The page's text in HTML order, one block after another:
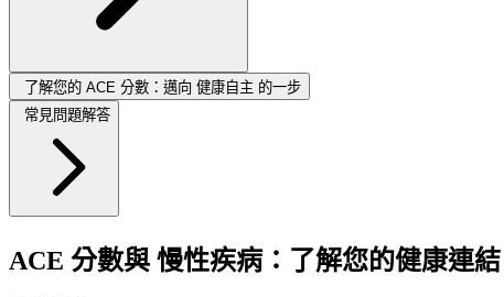
了解您的 ACE 分數：邁向 健康自主 的一步
常見問題解答
ACE 分數與 慢性疾病：了解您的健康連結